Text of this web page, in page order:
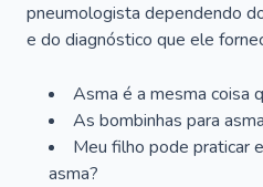
pneumologista dependendo
e do diagnóstico que ele
Asma é a mesma coisa
As bombinhas para
Meu filho pode praticar
asma?